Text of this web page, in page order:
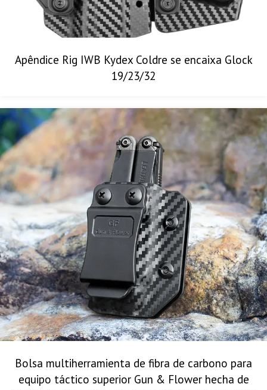
Apêndice Rig IWB Kydex Coldre se encaixa Glock
19/23/32
Bolsa multiherramienta de fibra de carbono para
equipo táctico superior Gun & Flower hecha de